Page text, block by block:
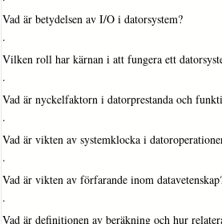
Vad är betydelsen av I/O i datorsystem?
·
Vilken roll har kärnan i att fungera ett
·
Vad är nyckelfaktorn i datorprestanda och
·
Vad är vikten av systemklocka i
·
Vad är vikten av förfarande inom
·
Vad är definitionen av beräkning och hur